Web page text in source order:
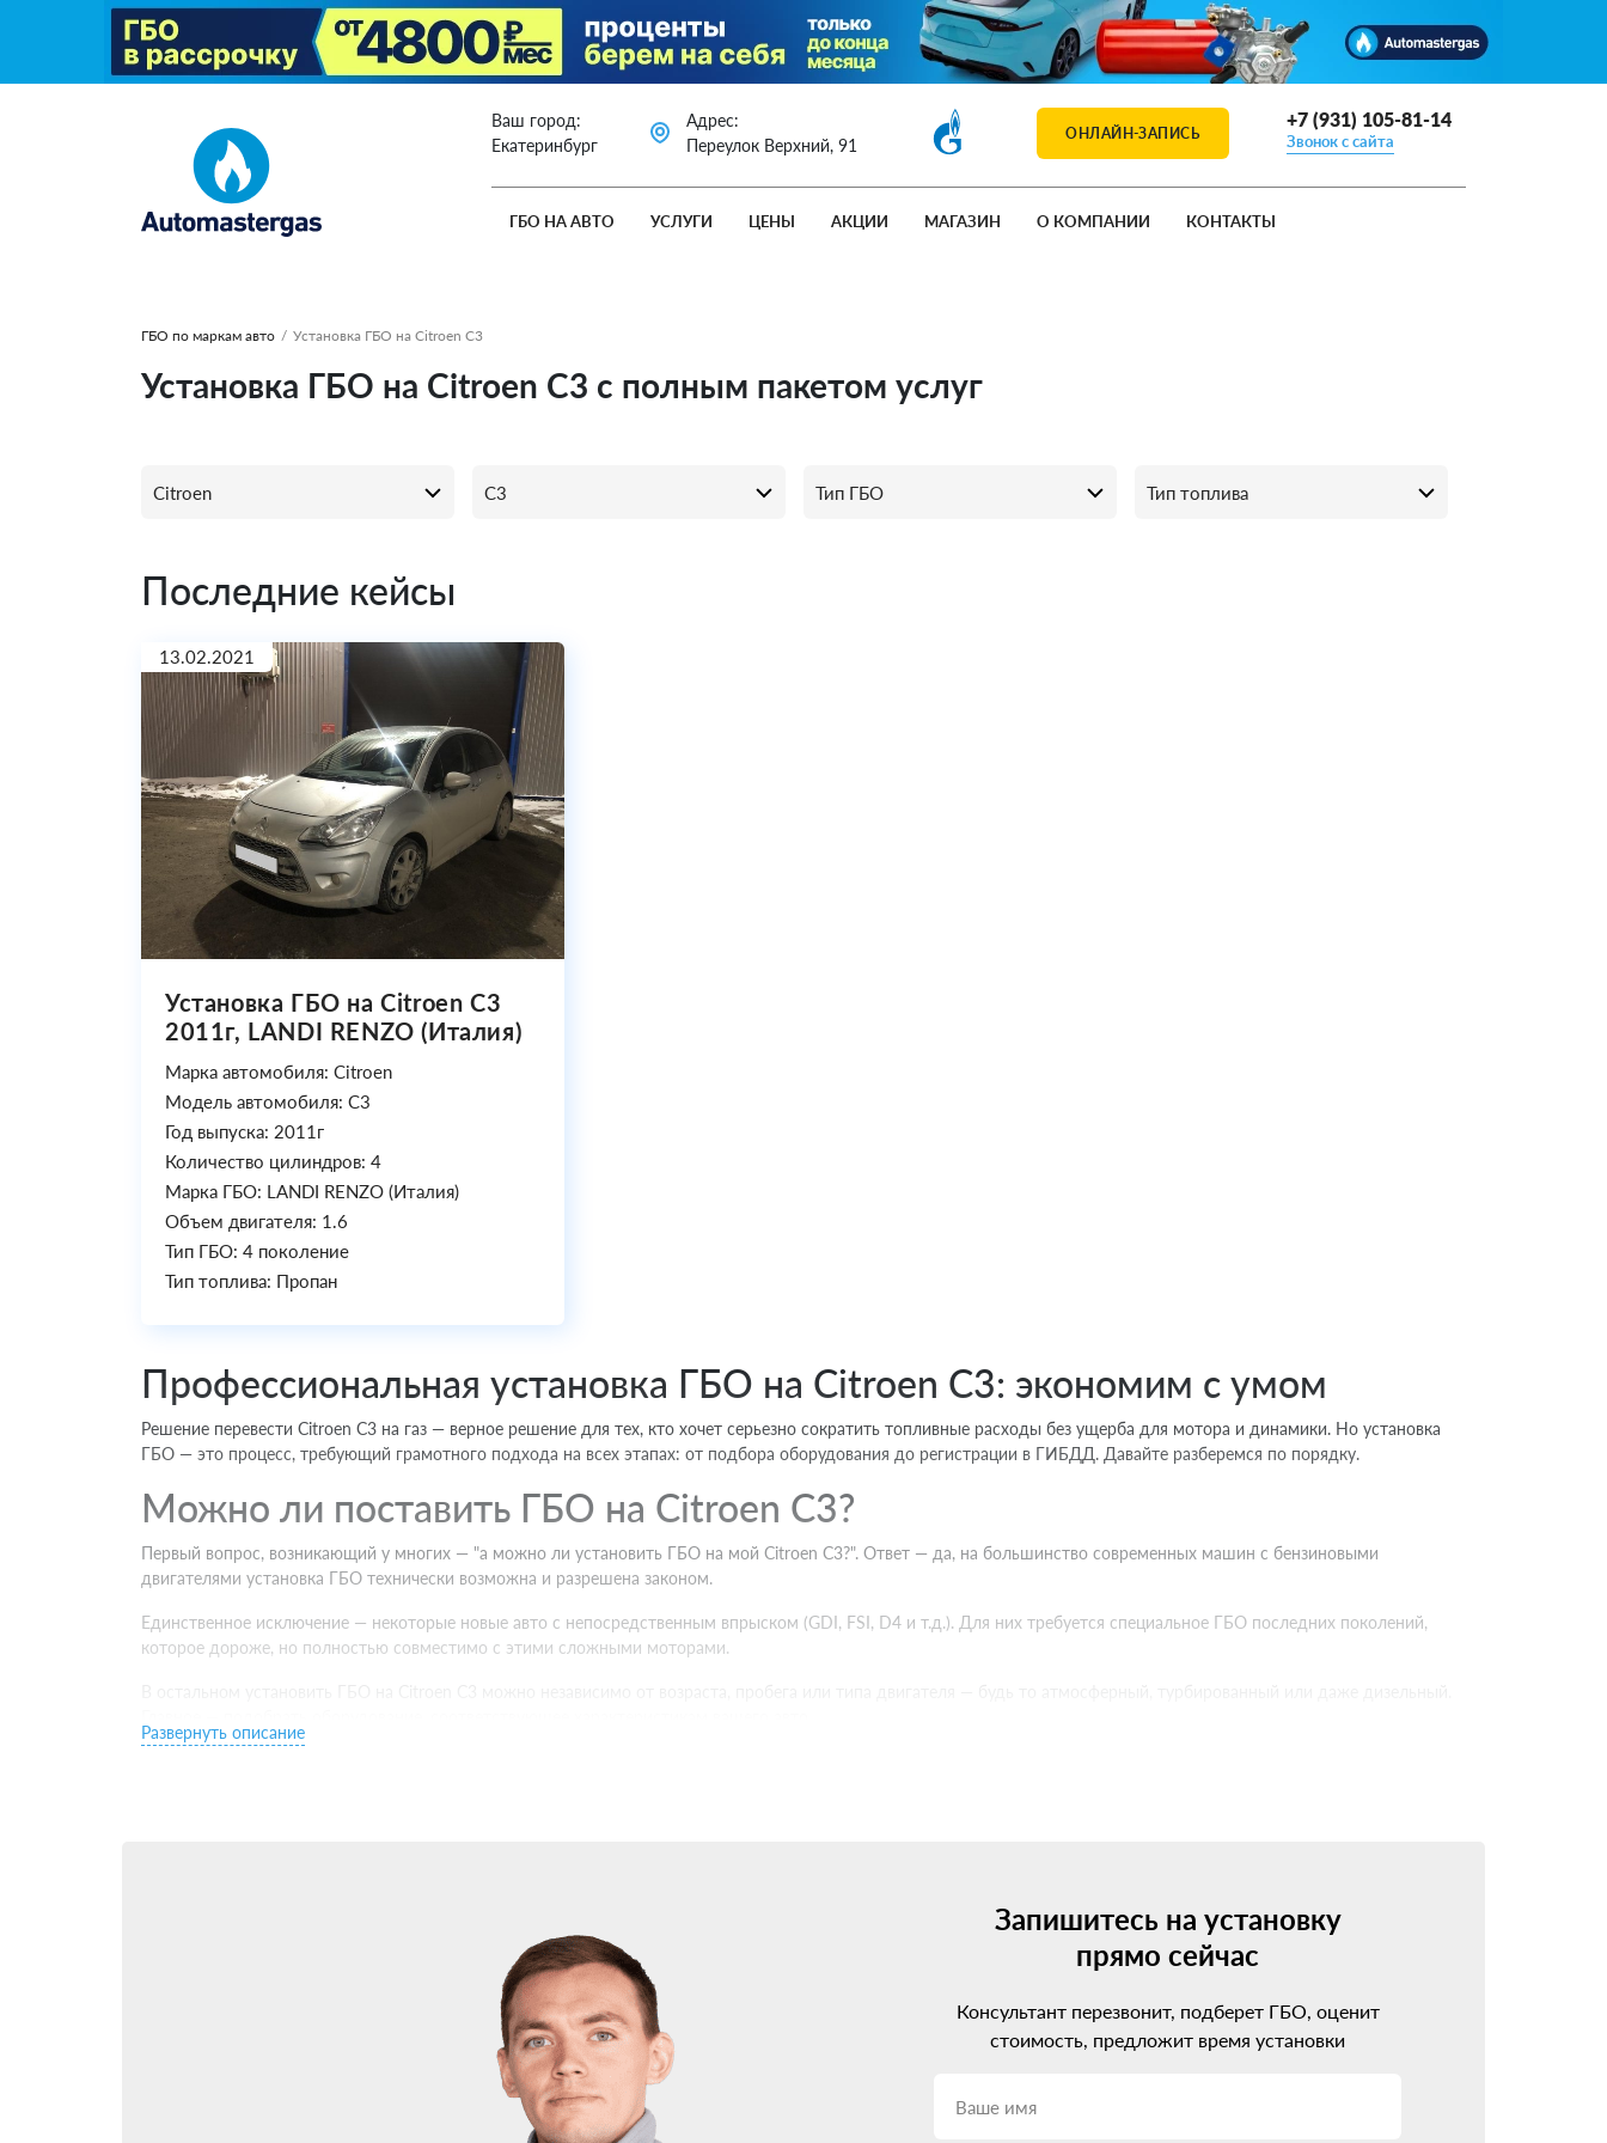
Ваш город:
Екатеринбург
Адрес:
Переулок Верхний, 91
ОНЛАЙН-ЗАПИСЬ
+7 (931) 105-81-14
Звонок с сайта
ГБО НА АВТО УСЛУГИ ЦЕНЫ АКЦИИ МАГАЗИН О КОМПАНИИ КОНТАКТЫ
ГБО по маркам авто / Установка ГБО на Citroen C3
Установка ГБО на Citroen C3 с полным пакетом услуг
Последние кейсы
13.02.2021
Установка ГБО на Citroen C3
2011г, LANDI RENZO (Италия)
Марка автомобиля: Citroen
Модель автомобиля: C3
Год выпуска: 2011г
Количество цилиндров: 4
Марка ГБО: LANDI RENZO (Италия)
Объем двигателя: 1.6
Тип ГБО: 4 поколение
Тип топлива: Пропан
Профессиональная установка ГБО на Citroen C3: экономим с умом
Решение перевести Citroen C3 на газ — верное решение для тех, кто хочет серьезно сократить топливные расходы без ущерба для мотора и динамики. Но установка
ГБО — это процесс, требующий грамотного подхода на всех этапах: от подбора оборудования до регистрации в ГИБДД. Давайте разберемся по порядку.
Можно ли поставить ГБО на Citroen C3?
Первый вопрос, возникающий у многих — "а можно ли установить ГБО на мой Citroen C3?". Ответ — да, на большинство современных машин с бензиновыми
двигателями установка ГБО технически возможна и разрешена законом.
Единственное исключение — некоторые новые авто с непосредственным впрыском (GDI, FSI, D4 и т.д.). Для них требуется специальное ГБО последних поколений,
которое дороже, но полностью совместимо с этими сложными моторами.
Установить ГБО 5 поколения имеет смысл на современные моторы Citroen C3 с непосредственным впрыском. Такое оборудование стоит дороже, но зато идеально
синхронизируется с родной системой питания двигателя.
Установка ГБО на Citroen C3: профессиональный подход
Когда выбор ГБО для Citroen C3 сделан — самое время искать, где установить газовое оборудование. И тут очень важно не ошибиться с выбором установочного
центра. Потому что даже самое качественное оборудование при неграмотной установке ГБО может доставить немало проблем вместо ожидаемой экономии.
Развернуть описание
Запишитесь на установку
прямо сейчас
Консультант перезвонит, подберет ГБО, оценит
стоимость, предложит время установки